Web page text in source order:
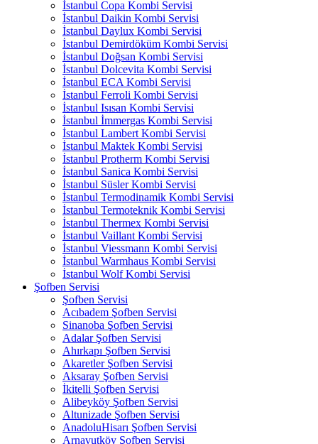
İstanbul Copa Kombi Servisi
İstanbul Daikin Kombi Servisi
İstanbul Daylux Kombi Servisi
İstanbul Demirdöküm Kombi Servisi
İstanbul Doğsan Kombi Servisi
İstanbul Dolcevita Kombi Servisi
İstanbul ECA Kombi Servisi
İstanbul Ferroli Kombi Servisi
İstanbul Isısan Kombi Servisi
İstanbul İmmergas Kombi Servisi
İstanbul Lambert Kombi Servisi
İstanbul Maktek Kombi Servisi
İstanbul Protherm Kombi Servisi
İstanbul Sanica Kombi Servisi
İstanbul Süsler Kombi Servisi
İstanbul Termodinamik Kombi Servisi
İstanbul Termoteknik Kombi Servisi
İstanbul Thermex Kombi Servisi
İstanbul Vaillant Kombi Servisi
İstanbul Viessmann Kombi Servisi
İstanbul Warmhaus Kombi Servisi
İstanbul Wolf Kombi Servisi
Şofben Servisi
Şofben Servisi
Acıbadem Şofben Servisi
Sinanoba Şofben Servisi
Adalar Şofben Servisi
Ahırkapı Şofben Servisi
Akaretler Şofben Servisi
Aksaray Şofben Servisi
İkitelli Şofben Servisi
Alibeyköy Şofben Servisi
Altunizade Şofben Servisi
AnadoluHisarı Şofben Servisi
Arnavutköy Şofben Servisi